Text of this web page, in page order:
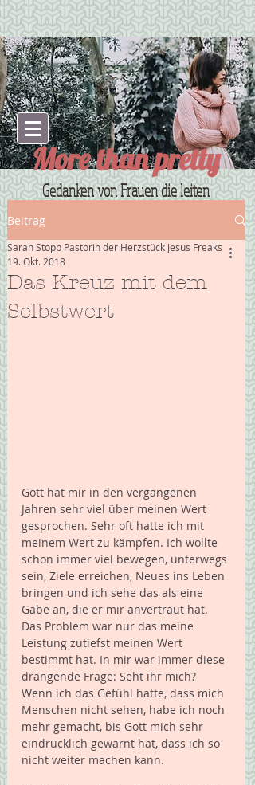
More than pretty
Gedanken von Frauen die leiten
Beitrag
Das Kreuz mit dem
Selbstwert
Sarah Stopp Pastorin der Herzstück Jesus Freaks
19. Okt. 2018
Gott hat mir in den vergangenen
Jahren sehr viel über meinen Wert
gesprochen. Sehr oft hatte ich mit
meinem Wert zu kämpfen. Ich wollte
schon immer viel bewegen, unterwegs
sein, Ziele erreichen, Neues ins Leben
bringen und ich sehe das als eine
Gabe an, die er mir anvertraut hat.
Das Problem war nur das meine
Leistung zutiefst meinen Wert
bestimmt hat. In mir war immer diese
drängende Frage: Seht ihr mich?
Wenn ich das Gefühl hatte, dass mich
Menschen nicht sehen, habe ich noch
mehr gemacht, bis Gott mich sehr
eindrücklich gewarnt hat, dass ich so
nicht weiter machen kann.